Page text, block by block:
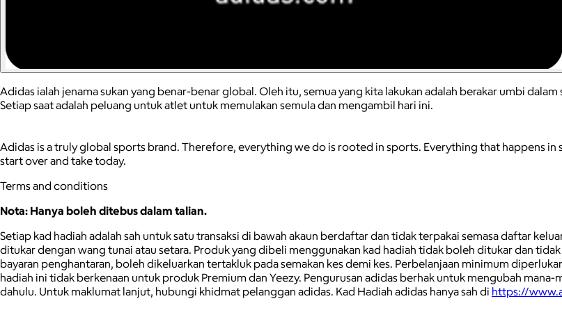
Adidas ialah jenama sukan yang benar-benar global. Oleh itu, semua yang kita lakukan adalah berakar umbi
Setiap saat adalah peluang untuk atlet untuk memulakan semula dan mengambil hari ini.
Adidas is a truly global sports brand. Therefore, everything we do is rooted in sports. Everything that happens
start over and take today.
Terms and conditions
Nota: Hanya boleh ditebus dalam talian.
Setiap kad hadiah adalah sah untuk satu transaksi di bawah akaun berdaftar dan tidak terpakai semasa daftar
ditukar dengan wang tunai atau setara. Produk yang dibeli menggunakan kad hadiah tidak boleh ditukar dan
bayaran penghantaran, boleh dikeluarkan tertakluk pada semakan kes demi kes. Perbelanjaan minimum
hadiah ini tidak berkenaan untuk produk Premium dan Yeezy. Pengurusan adidas berhak untuk mengubah
dahulu. Untuk maklumat lanjut, hubungi khidmat pelanggan adidas. Kad Hadiah adidas hanya sah di https://